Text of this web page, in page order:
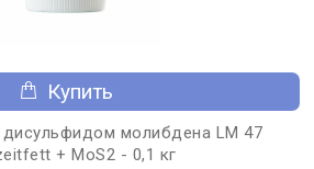
Купить
молибдена LM 47
+ MoS2 - 0,1 кг